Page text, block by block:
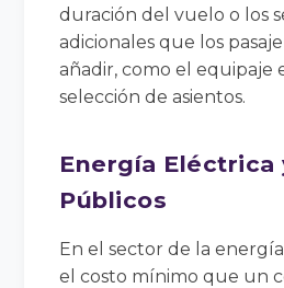
duración del vuelo o los
adicionales que los
añadir, como el equipaje
selección de asientos.
Energía Eléctrica
Públicos
En el sector de la
el costo mínimo que un